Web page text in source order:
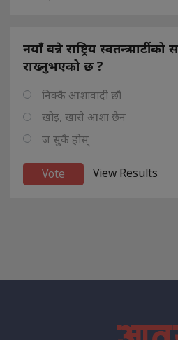
नयाँ बन्ने राष्ट्रिय स्वतन्त्र
राख्नुभएको छ ?
निक्कै आशावादी छौ
खोइ, खासै आशा छैन
ज सुकै होस्
View Results